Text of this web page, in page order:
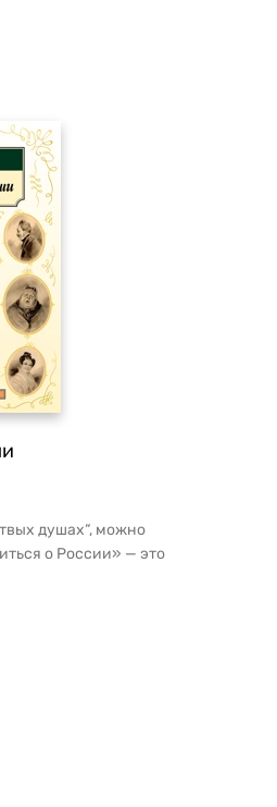
душах“, можно
о России» — это
критика П....